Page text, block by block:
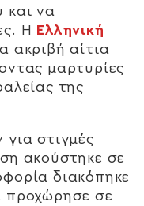
και να
Η Ελληνική
ακριβή αίτια
μαρτυρίες
της
στιγμές
ακούστηκε σε
διακόπηκε
προχώρησε σε